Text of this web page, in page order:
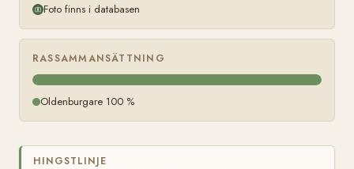
Foto finns i databasen
RASSAMMANSÄTTNING
Oldenburgare 100 %
HINGSTLINJE